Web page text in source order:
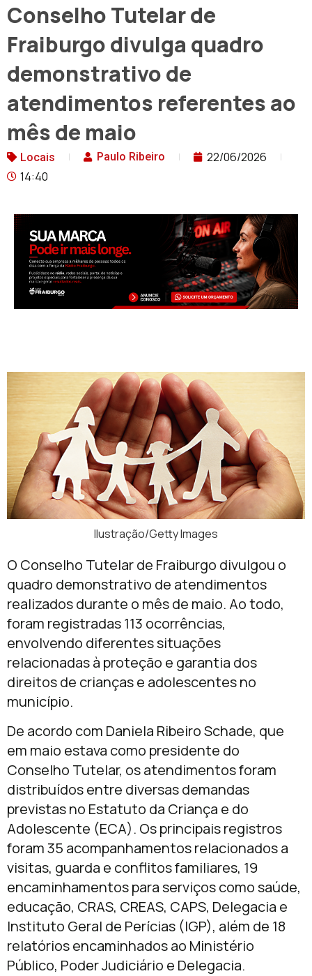
Conselho Tutelar de
Fraiburgo divulga quadro
demonstrativo de
atendimentos referentes ao
mês de maio
Locais Paulo Ribeiro
22/06/2026
14:40
Ilustração/Getty Images
O Conselho Tutelar de Fraiburgo divulgou o
quadro demonstrativo de atendimentos
realizados durante o mês de maio. Ao todo,
foram registradas 113 ocorrências,
envolvendo diferentes situações
relacionadas à proteção e garantia dos
direitos de crianças e adolescentes no
município.
De acordo com Daniela Ribeiro Schade, que
em maio estava como presidente do
Conselho Tutelar, os atendimentos foram
distribuídos entre diversas demandas
previstas no Estatuto da Criança e do
Adolescente (ECA). Os principais registros
foram 35 acompanhamentos relacionados a
visitas, guarda e conflitos familiares, 19
encaminhamentos para serviços como saúde,
educação, CRAS, CREAS, CAPS, Delegacia e
Instituto Geral de Perícias (IGP), além de 18
relatórios encaminhados ao Ministério
Público, Poder Judiciário e Delegacia.